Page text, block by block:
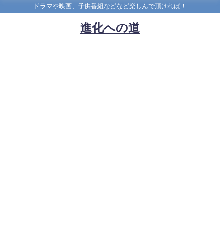
ドラマや映画、子供番組などなど楽しんで頂ければ！
進化への道